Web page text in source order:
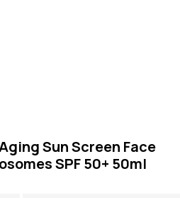
Sun Screen Face
SPF 50+ 50ml